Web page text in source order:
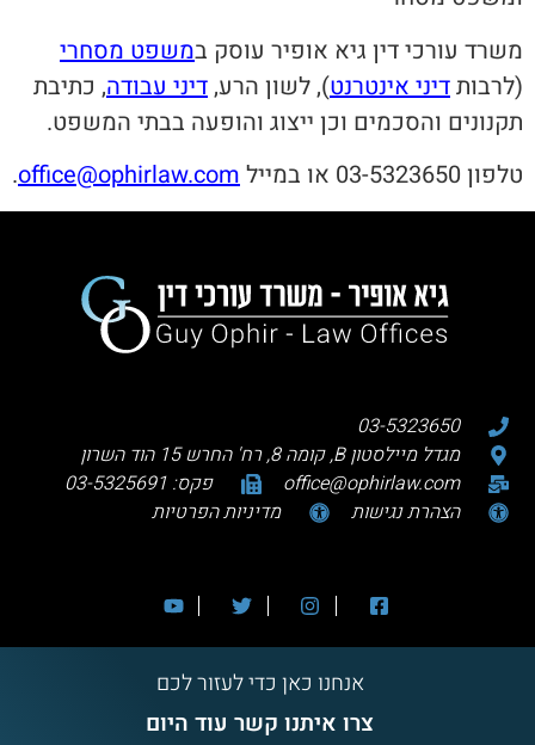
משרד עורכי דין גיא אופיר עוסק במשפט מסחרי
(לרבותדיני אינטרנט), לשון הרע, דיני עבודה, כתיבת
תקנונים והסכמים וכן ייצוג והופעה בבתי המשפט.
טלפון 03-5323650 או במייל
office@ophirlaw.com
.
03-5323650
מגדל מיילסטון B, קומה 8, רח' החרש 15 הוד השרון
office@ophirlaw.com
פקס: 03-5325691
הצהרת נגישות
מדיניות הפרטיות
אנחנו כאן כדי לעזור לכם
צרו איתנו קשר עוד היום